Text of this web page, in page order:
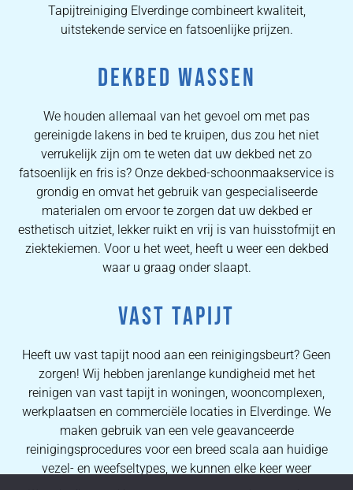
Tapijtreiniging Elverdinge combineert kwaliteit,
uitstekende service en fatsoenlijke prijzen.
DEKBED WASSEN
We houden allemaal van het gevoel om met pas
gereinigde lakens in bed te kruipen, dus zou het niet
verrukelijk zijn om te weten dat uw dekbed net zo
fatsoenlijk en fris is? Onze dekbed-schoonmaakservice is
grondig en omvat het gebruik van gespecialiseerde
materialen om ervoor te zorgen dat uw dekbed er
esthetisch uitziet, lekker ruikt en vrij is van huisstofmijt en
ziektekiemen. Voor u het weet, heeft u weer een dekbed
waar u graag onder slaapt.
VAST TAPIJT
Heeft uw vast tapijt nood aan een reinigingsbeurt? Geen
zorgen! Wij hebben jarenlange kundigheid met het
reinigen van vast tapijt in woningen, wooncomplexen,
werkplaatsen en commerciële locaties in Elverdinge. We
maken gebruik van een vele geavanceerde
reinigingsprocedures voor een breed scala aan huidige
vezel- en weefseltypes, we kunnen elke keer weer